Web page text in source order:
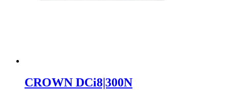
CROWN DCi8|300N